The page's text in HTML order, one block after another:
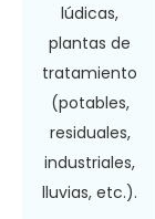
lúdicas,
plantas de
tratamiento
(potables,
residuales,
industriales,
lluvias, etc.).